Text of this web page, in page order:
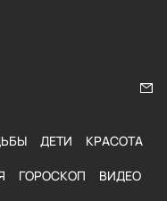
ДЕТИ КРАСОТА
ГОРОСКОП ВИДЕО